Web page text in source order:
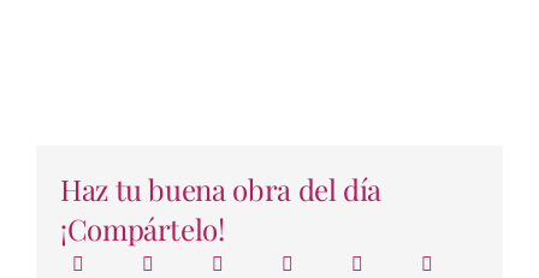
Haz tu buena obra del día
¡Compártelo!